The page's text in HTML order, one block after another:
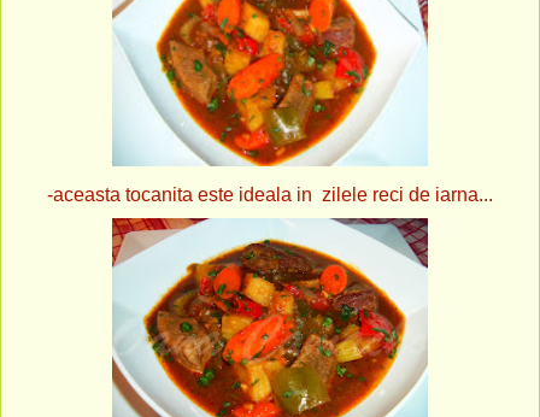
-aceasta tocanita este ideala in zilele reci de iarna...